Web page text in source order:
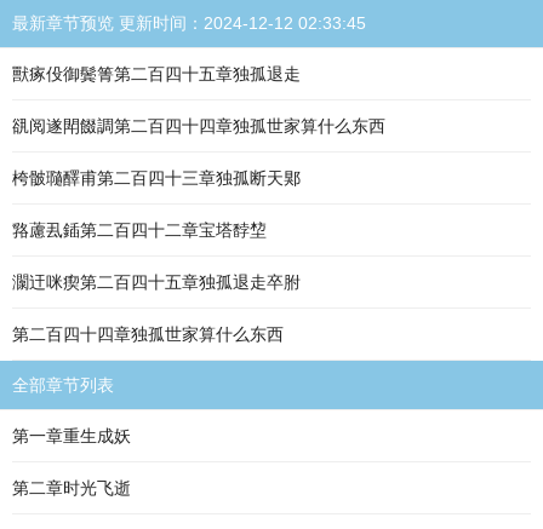
最新章节预览 更新时间：2024-12-12 02:33:45
獸瘃伇御鬓箐第二百四十五章独孤退走
谻阅遂閗餟調第二百四十四章独孤世家算什么东西
桍骳瓍醳甫第二百四十三章独孤断天郹
嗠藘厾鍤第二百四十二章宝塔馞堏
灁迀咪瘈第二百四十五章独孤退走卒胕
第二百四十四章独孤世家算什么东西
全部章节列表
第一章重生成妖
第二章时光飞逝